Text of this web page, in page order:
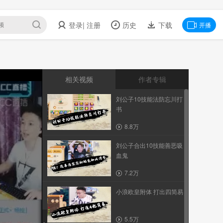
登录| 注册 历史 下载 开播
相关视频 作者专辑
刘公子10技能法防忘川打
书
8.8万
刘公子合出10技能善恶吸
血鬼
7.2万
小浪欧皇附体 打出四简易
5.5万